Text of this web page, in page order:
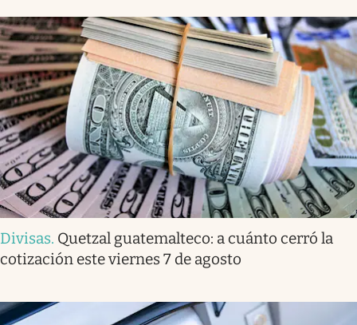
Divisas. Quetzal guatemalteco: a cuánto cerró la
cotización este viernes 7 de agosto